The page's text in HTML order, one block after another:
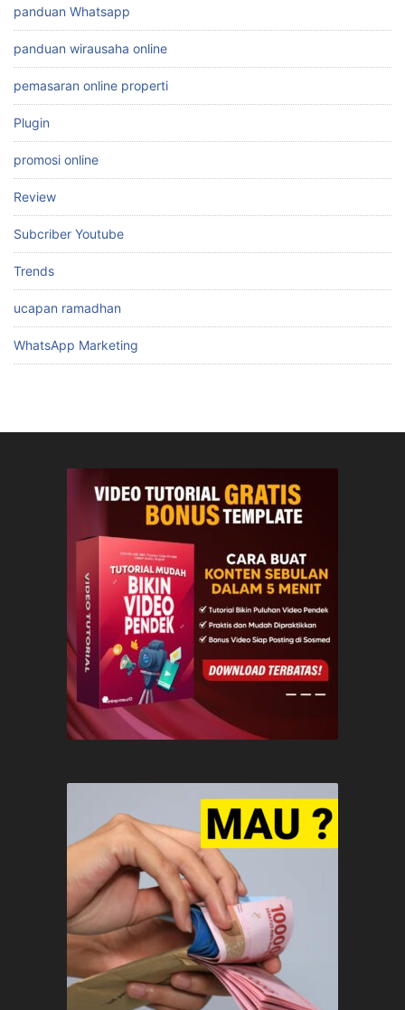
panduan Whatsapp
panduan wirausaha online
pemasaran online properti
Plugin
promosi online
Review
Subcriber Youtube
Trends
ucapan ramadhan
WhatsApp Marketing